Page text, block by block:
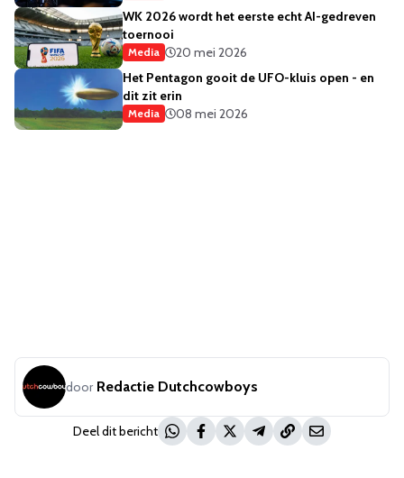
WK 2026 wordt het eerste echt AI-gedreven
toernooi
Media
20 mei 2026
Het Pentagon gooit de UFO-kluis open - en
dit zit erin
Media 08 mei 2026
door Redactie Dutchcowboys
Deel dit bericht